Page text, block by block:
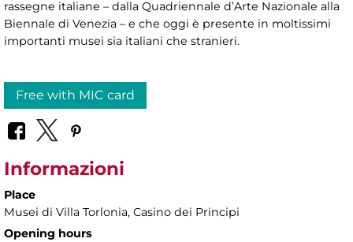
rassegne italiane – dalla Quadriennale d’Arte Nazionale alla
Biennale di Venezia – e che oggi è presente in moltissimi
importanti musei sia italiani che stranieri.
Free with MIC card
Informazioni
Place
Musei di Villa Torlonia, Casino dei Principi
Opening hours